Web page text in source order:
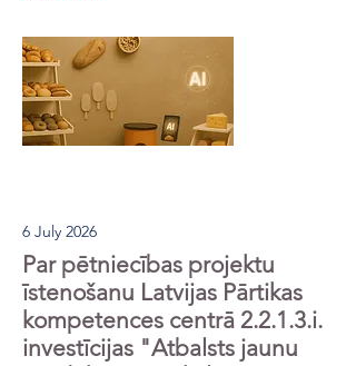
6 July 2026
Par pētniecības projektu
īstenošanu Latvijas Pārtikas
kompetences centrā 2.2.1.3.i.
investīcijas "Atbalsts jaunu